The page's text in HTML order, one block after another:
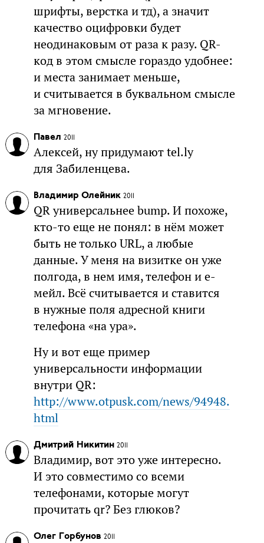
шрифты, верстка и тд), а значит
качество оцифровки будет
неодинаковым от раза к разу. QR-
код в этом смысле гораздо удобнее:
и места занимает меньше,
и считывается в буквальном смысле
за мгновение.
Павел 2011
Алексей, ну придумают tel.ly
для Забиленцева.
Владимир Олейник 2011
QR универсальнее bump. И похоже,
кто-то еще не понял: в нём может
быть не только URL, а любые
данные. У меня на визитке он уже
полгода, в нем имя, телефон и е-
мейл. Всё считывается и ставится
в нужные поля адресной книги
телефона «на ура».
Ну и вот еще пример
универсальности информации
внутри QR:
http://www.otpusk.com/news/94948.
html
Дмитрий Никитин 2011
Владимир, вот это уже интересно.
И это совместимо со всеми
телефонами, которые могут
прочитать qr? Без глюков?
Олег Горбунов 2011